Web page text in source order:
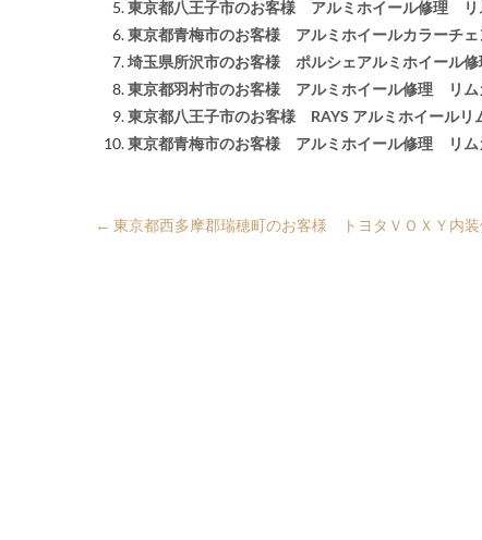
東京都八王子市のお客様 アルミホイール修理 リ
東京都青梅市のお客様 アルミホイールカラーチ
埼玉県所沢市のお客様 ポルシェアルミホイール
東京都羽村市のお客様 アルミホイール修理 リム
東京都八王子市のお客様 RAYS アルミホイールリ
東京都青梅市のお客様 アルミホイール修理 リム
← 東京都西多摩郡瑞穂町のお客様 トヨタＶＯＸＹ内